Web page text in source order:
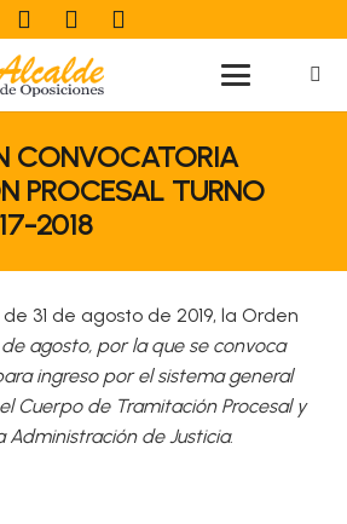
CONVOCATORIA
PROCESAL TURNO
2018
31 de agosto de 2019, la Orden
agosto, por la que se convoca
ingreso por el sistema general
Cuerpo de Tramitación Procesal y
Administración de Justicia.